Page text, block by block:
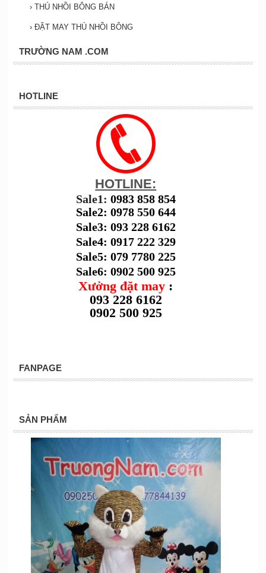
› THÚ NHỒI BÔNG BÁN
› ĐẶT MAY THÚ NHỒI BÔNG
TRƯỜNG NAM .COM
HOTLINE
HOTLINE:
Sale1: 0983 858 854
Sale2: 0978 550 644
Sale3: 093 228 6162
Sale4: 0917 222 329
Sale5: 079 7780 225
Sale6: 0902 500 925
Xưởng đặt may :
093 228 6162
0902 500 925
FANPAGE
SẢN PHẨM